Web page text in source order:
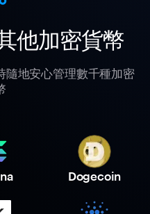
他加密貨幣
隨地安心管理數千種加密
Dogecoin